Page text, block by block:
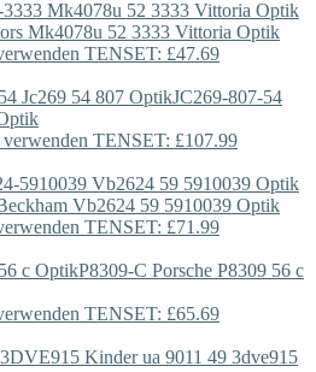
Mk4078u 52 3333 Vittoria Optik
TENSET: £47.69
JC269-807-54
verwenden TENSET: £107.99
Vb2624 59 5910039 Optik
TENSET: £71.99
P8309-C Porsche P8309 56 c
TENSET: £65.69